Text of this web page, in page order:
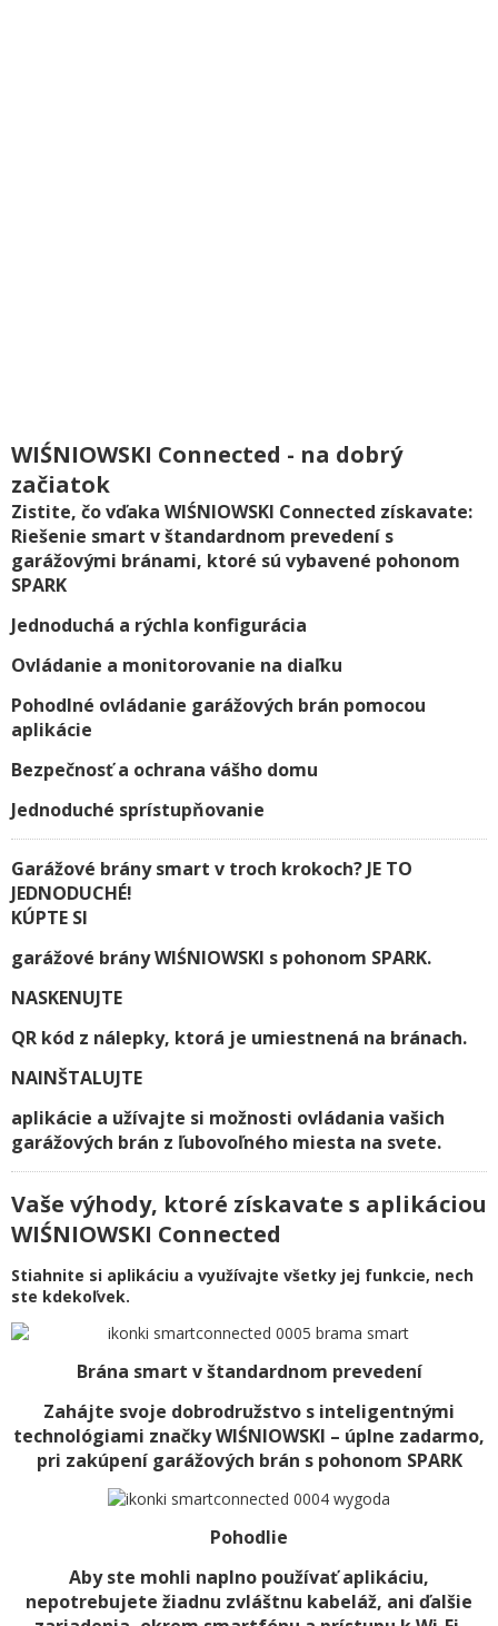
WIŚNIOWSKI Connected - na dobrý
začiatok
Zistite, čo vďaka WIŚNIOWSKI Connected získavate:
Riešenie smart v štandardnom prevedení s
garážovými bránami, ktoré sú vybavené pohonom
SPARK
Jednoduchá a rýchla konfigurácia
Ovládanie a monitorovanie na diaľku
Pohodlné ovládanie garážových brán pomocou
aplikácie
Bezpečnosť a ochrana vášho domu
Jednoduché sprístupňovanie
Garážové brány smart v troch krokoch? JE TO
JEDNODUCHÉ!
KÚPTE SI
garážové brány WIŚNIOWSKI s pohonom SPARK.
NASKENUJTE
QR kód z nálepky, ktorá je umiestnená na bránach.
NAINŠTALUJTE
aplikácie a užívajte si možnosti ovládania vašich
garážových brán z ľubovoľného miesta na svete.
Vaše výhody, ktoré získavate s aplikáciou
WIŚNIOWSKI Connected
Stiahnite si aplikáciu a využívajte všetky jej funkcie, nech
ste kdekoľvek.
Brána smart v štandardnom prevedení
Zahájte svoje dobrodružstvo s inteligentnými
technológiami značky WIŚNIOWSKI – úplne zadarmo,
pri zakúpení garážových brán s pohonom SPARK
Pohodlie
Aby ste mohli naplno používať aplikáciu,
nepotrebujete žiadnu zvláštnu kabeláž, ani ďalšie